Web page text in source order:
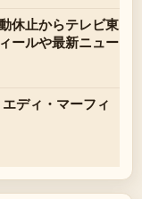
休止からテレビ東
ールや最新ニュー
ディ・マーフィ